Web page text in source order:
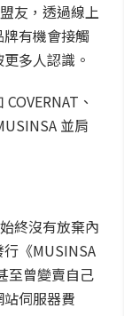
友，透過線上
有機會接觸
多人認識。
、
並肩
終沒有放棄內
《MUSINSA
至曾變賣自己
伺服器費